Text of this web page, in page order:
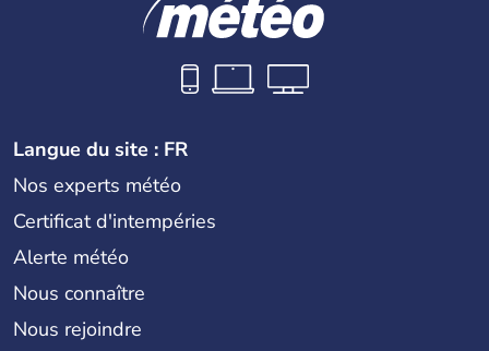
Langue du site : FR
Nos experts météo
Certificat d'intempéries
Alerte météo
Nous connaître
Nous rejoindre